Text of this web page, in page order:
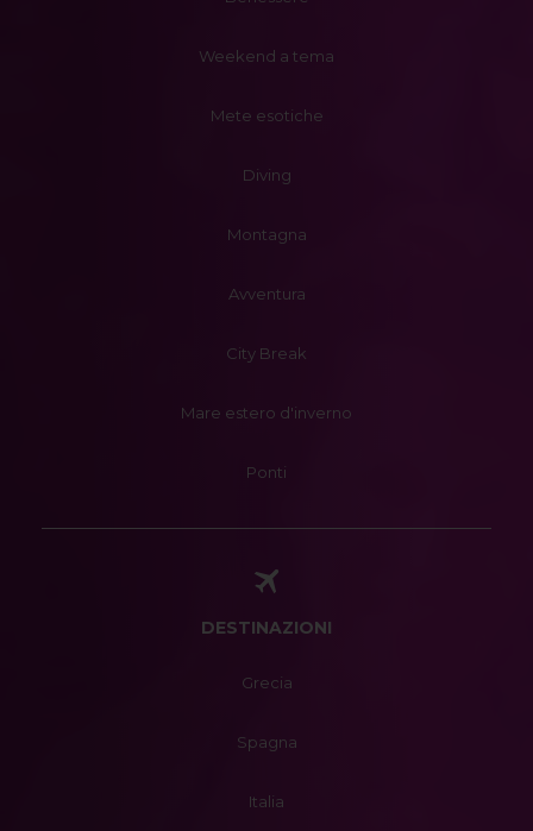
Weekend a tema
Mete esotiche
Diving
Montagna
Avventura
City Break
Mare estero d'inverno
Ponti
DESTINAZIONI
Grecia
Spagna
Italia